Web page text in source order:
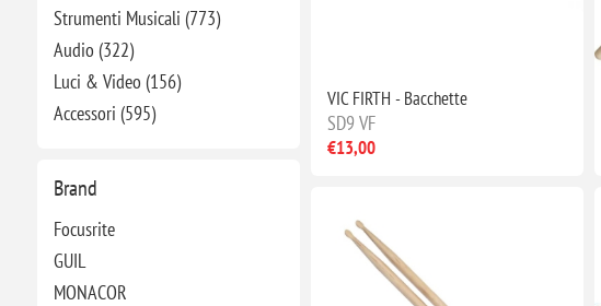
Strumenti Musicali (773)
Audio (322)
Luci & Video (156)
Accessori (595)
Brand
Focusrite
GUIL
MONACOR
VIC FIRTH - Bacchette
SD9 VF
€13,00